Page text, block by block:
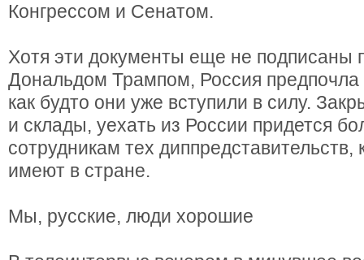
Конгрессом и Сенатом.
Хотя эти документы еще не подписаны
Дональдом Трампом, Россия предпочла
как будто они уже вступили в силу.
и склады, уехать из России придется
сотрудникам тех
имеют в стране.
Мы, русские, люди хорошие